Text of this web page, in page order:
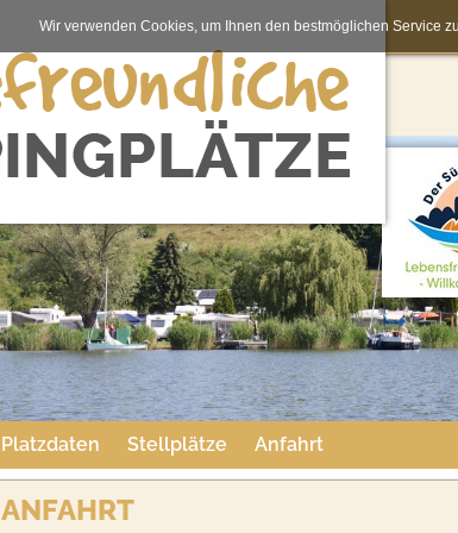
Platzdaten Stellplätze Anfahrt
ANFAHRT
Wir verwenden Cookies, um Ihnen den bestmöglichen Service